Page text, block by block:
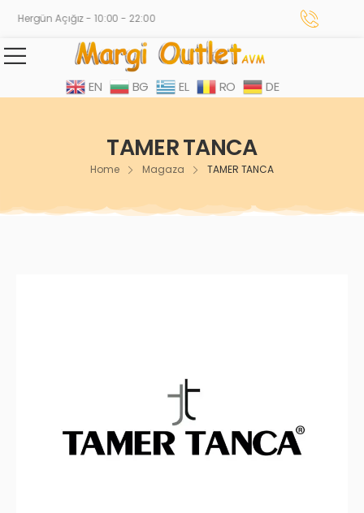
Hergün Açığız - 10:00 - 22:00
EN BG EL RO DE
TAMER TANCA
Home Magaza TAMER TANCA